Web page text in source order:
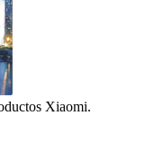
Xiaomi.